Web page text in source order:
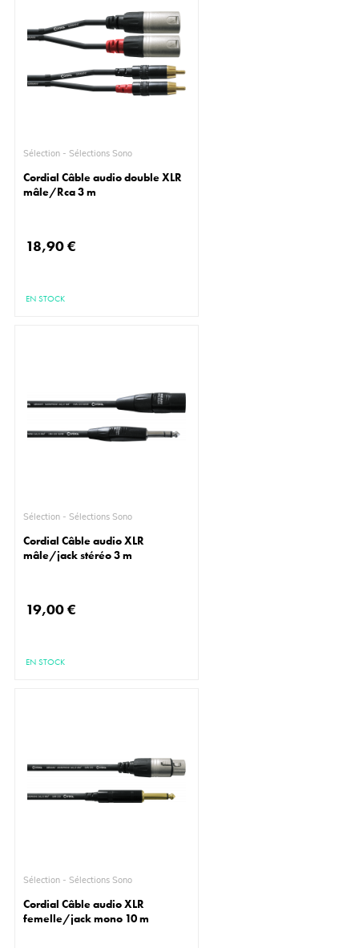
Sélection - Sélections Sono
Cordial Câble audio double XLR
mâle/Rca 3 m
18,90 €
EN STOCK
Sélection - Sélections Sono
Cordial Câble audio XLR
mâle/jack stéréo 3 m
19,00 €
EN STOCK
Sélection - Sélections Sono
Cordial Câble audio XLR
femelle/jack mono 10 m